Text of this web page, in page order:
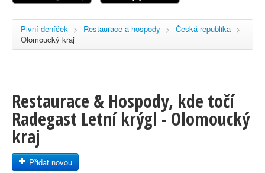
Pivní deníček > Restaurace a hospody > Česká republika >
Olomoucký kraj
Restaurace & Hospody, kde točí
Radegast Letní krýgl - Olomoucký
kraj
Přidat novou